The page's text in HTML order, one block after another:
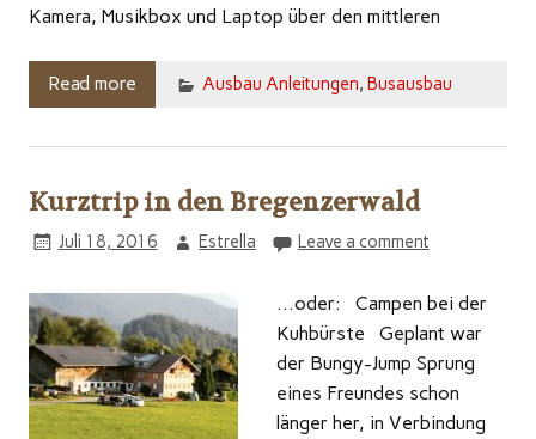
Kamera, Musikbox und Laptop über den mittleren
Read more Ausbau Anleitungen, Busausbau
Kurztrip in den Bregenzerwald
Juli 18, 2016 Estrella Leave a comment
…oder: Campen bei der
Kuhbürste Geplant war
der Bungy-Jump Sprung
eines Freundes schon
länger her, in Verbindung